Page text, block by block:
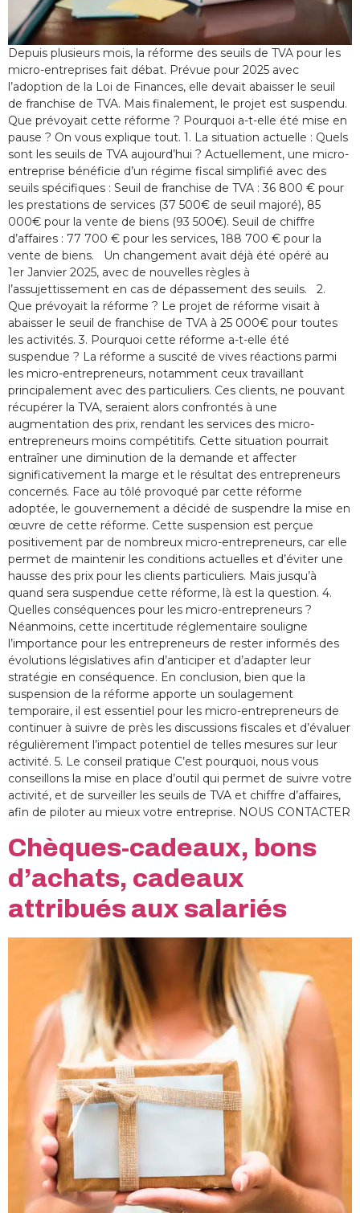
Depuis plusieurs mois, la réforme des seuils de TVA pour les
micro-entreprises fait débat. Prévue pour 2025 avec
l’adoption de la Loi de Finances, elle devait abaisser le seuil
de franchise de TVA. Mais finalement, le projet est suspendu.
Que prévoyait cette réforme ? Pourquoi a-t-elle été mise en
pause ? On vous explique tout. 1. La situation actuelle : Quels
sont les seuils de TVA aujourd’hui ? Actuellement, une micro-
entreprise bénéficie d’un régime fiscal simplifié avec des
seuils spécifiques : Seuil de franchise de TVA : 36 800 € pour
les prestations de services (37 500€ de seuil majoré), 85
000€ pour la vente de biens (93 500€). Seuil de chiffre
d’affaires : 77 700 € pour les services, 188 700 € pour la
vente de biens. Un changement avait déjà été opéré au
1er Janvier 2025, avec de nouvelles règles à
l’assujettissement en cas de dépassement des seuils. 2.
Que prévoyait la réforme ? Le projet de réforme visait à
abaisser le seuil de franchise de TVA à 25 000€ pour toutes
les activités. 3. Pourquoi cette réforme a-t-elle été
suspendue ? La réforme a suscité de vives réactions parmi
les micro-entrepreneurs, notamment ceux travaillant
principalement avec des particuliers. Ces clients, ne pouvant
récupérer la TVA, seraient alors confrontés à une
augmentation des prix, rendant les services des micro-
entrepreneurs moins compétitifs. Cette situation pourrait
entraîner une diminution de la demande et affecter
significativement la marge et le résultat des entrepreneurs
concernés. Face au tôlé provoqué par cette réforme
adoptée, le gouvernement a décidé de suspendre la mise en
œuvre de cette réforme. Cette suspension est perçue
positivement par de nombreux micro-entrepreneurs, car elle
permet de maintenir les conditions actuelles et d’éviter une
hausse des prix pour les clients particuliers. Mais jusqu’à
quand sera suspendue cette réforme, là est la question. 4.
Quelles conséquences pour les micro-entrepreneurs ?
Néanmoins, cette incertitude réglementaire souligne
l’importance pour les entrepreneurs de rester informés des
évolutions législatives afin d’anticiper et d’adapter leur
stratégie en conséquence. En conclusion, bien que la
suspension de la réforme apporte un soulagement
temporaire, il est essentiel pour les micro-entrepreneurs de
continuer à suivre de près les discussions fiscales et d’évaluer
régulièrement l’impact potentiel de telles mesures sur leur
activité. 5. Le conseil pratique C’est pourquoi, nous vous
conseillons la mise en place d’outil qui permet de suivre votre
activité, et de surveiller les seuils de TVA et chiffre d’affaires,
afin de piloter au mieux votre entreprise. NOUS CONTACTER
Chèques-cadeaux, bons
d’achats, cadeaux
attribués aux salariés